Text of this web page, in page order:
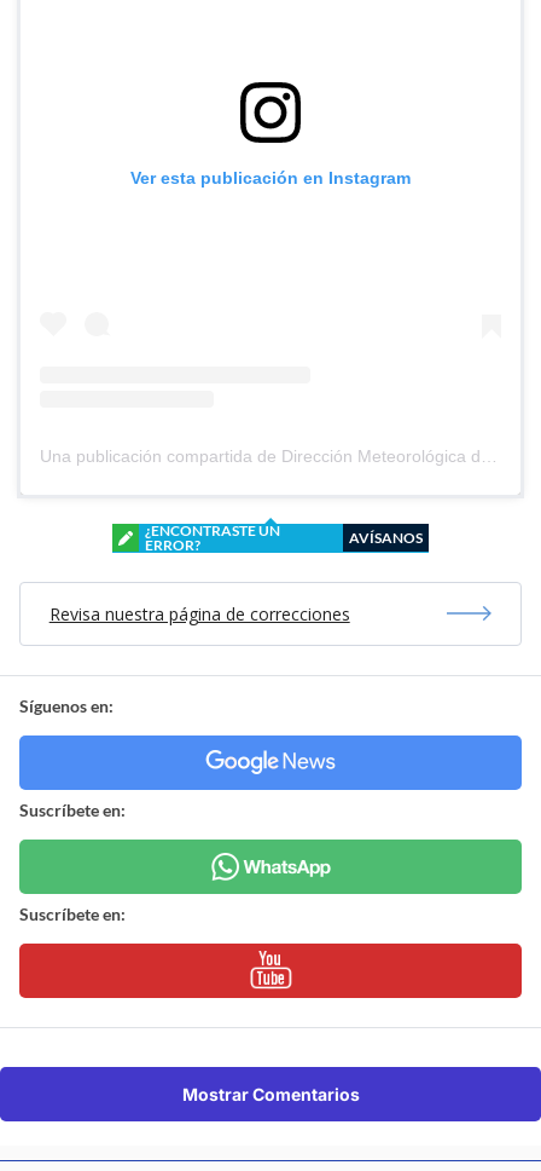
Ver esta publicación en Instagram
¿ENCONTRASTE UN
ERROR?
AVÍSANOS
Revisa nuestra página de correcciones
Síguenos en:
Suscríbete en:
Suscríbete en:
Mostrar Comentarios